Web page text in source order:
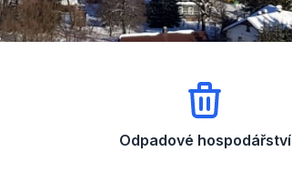
Odpadové hospodářství